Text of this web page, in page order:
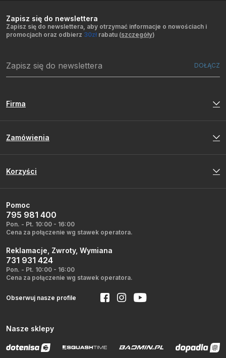
Zapisz się do newslettera
Zapisz się do newslettera, aby otrzymać informacje o nowościach i
promocjach oraz odbierz 30zł rabatu (szczegóły)
Firma
Zamówienia
Korzyści
Pomoc
795 981 400
Pon. - Pt. 10:00 - 16:00
Cena za połączenie wg stawek operatora.
Reklamacje, Zwroty, Wymiana
731 931 424
Pon. - Pt. 10:00 - 16:00
Cena za połączenie wg stawek operatora.
Obserwuj nasze profile
Nasze sklepy